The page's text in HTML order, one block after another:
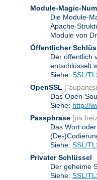
Module-Magic-
Die Module-
Apache-
Module von
Öffentlicher
Der öffentlich
entschlüsselt
Siehe: SSL/
OpenSSL
Das Open-
Siehe: http://
Passphrase
Das Wort
(De-
Siehe: SSL/
Privater Schlüssel
Der geheime
Siehe: SSL/